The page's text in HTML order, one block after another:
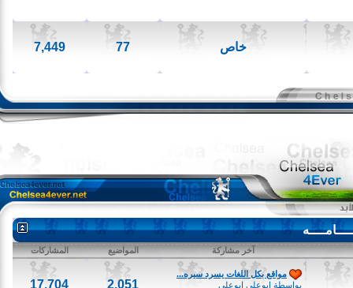
خاص 7,449
آخر مشاركة المواضيع المشاركات
مواقع بكل اللغات يسرد سيره...
بواسطةابوعلى ابوعلى 2,051
17,704